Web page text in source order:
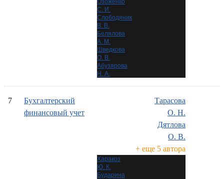
Озоженко
С. И.
Слободяник
В. В.
Белялова
А. М.
Шведкова
О. В.
Абузярова
Н. А.
7
Бухгалтерский
финансовый учет
Тарасова
О. Н.
Дятлова
О. В.
+ еще 5 автора
Харакоз
Ю. К.
Бударина